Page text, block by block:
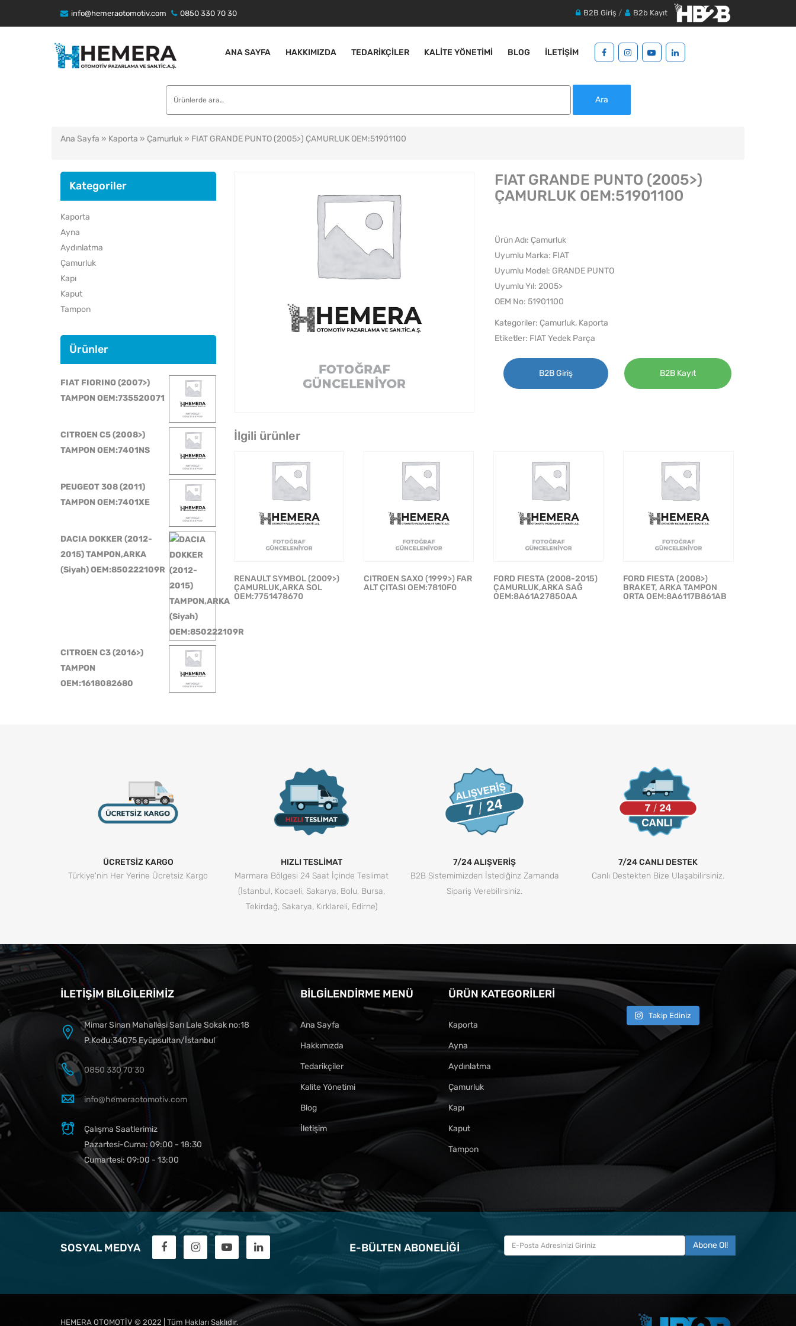
info@hemeraotomotiv.com 0850 330 70 30 B2B Giriş / B2b Kayıt
ANA SAYFA HAKKIMIZDA TEDARIKÇILER KALITE YÖNETIMI BLOG İLETIŞIM
Ara
Ana Sayfa » Kaporta » Çamurluk » FIAT GRANDE PUNTO (2005>) ÇAMURLUK OEM:51901100
Kategoriler
Kaporta
Ayna
Aydınlatma
Çamurluk
Kapı
Kaput
Tampon
Ürünler
FIAT FIORINO (2007>)
TAMPON OEM:735520071
CITROEN C5 (2008>)
TAMPON OEM:7401NS
PEUGEOT 308 (2011)
TAMPON OEM:7401XE
DACIA DOKKER (2012-
2015) TAMPON,ARKA
(Siyah) OEM:850222109R
CITROEN C3 (2016>)
TAMPON
OEM:1618082680
FIAT GRANDE PUNTO (2005>)
ÇAMURLUK OEM:51901100
Ürün Adı: Çamurluk
Uyumlu Marka: FIAT
Uyumlu Model: GRANDE PUNTO
Uyumlu Yıl: 2005>
OEM No: 51901100
Kategoriler: Çamurluk, Kaporta
Etiketler: FIAT Yedek Parça
B2B Giriş B2B Kayıt
İlgili ürünler
RENAULT SYMBOL (2009>)
ÇAMURLUK,ARKA SOL
OEM:7751478670
CITROEN SAXO (1999>) FAR
ALT ÇITASI OEM:7810F0
FORD FIESTA (2008-2015)
ÇAMURLUK,ARKA SAĞ
OEM:8A61A27850AA
FORD FIESTA (2008>)
BRAKET, ARKA TAMPON
ORTA OEM:8A6117B861AB
ÜCRETSİZ KARGO
Türkiye'nin Her Yerine Ücretsiz Kargo
HIZLI TESLİMAT
Marmara Bölgesi 24 Saat İçinde Teslimat
(İstanbul, Kocaeli, Sakarya, Bolu, Bursa,
Tekirdağ, Sakarya, Kırklareli, Edirne)
7/24 ALIŞVERİŞ
B2B Sistemimizden İstediğinz Zamanda
Sipariş Verebilirsiniz.
7/24 CANLI DESTEK
Canlı Destekten Bize Ulaşabilirsiniz.
İLETIŞIM BILGILERIMIZ
Mimar Sinan Mahallesi Sarı Lale Sokak no:18
P.Kodu:34075 Eyüpsultan/İstanbul
0850 330 70 30
info@hemeraotomotiv.com
Çalışma Saatlerimiz
Pazartesi-Cuma: 09:00 - 18:30
Cumartesi: 09:00 - 13:00
BILGILENDIRME MENÜ
Ana Sayfa
Hakkımızda
Tedarikçiler
Kalite Yönetimi
Blog
İletişim
ÜRÜN KATEGORILERI
Kaporta
Ayna
Aydınlatma
Çamurluk
Kapı
Kaput
Tampon
Takip Ediniz
SOSYAL MEDYA E-BÜLTEN ABONELIĞI
HEMERA OTOMOTİV © 2022 | Tüm Hakları Saklıdır.